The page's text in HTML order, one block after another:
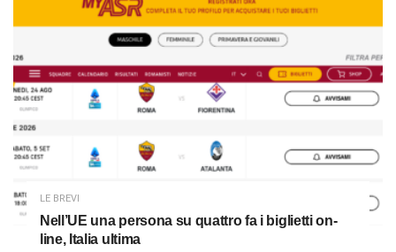
LE BREVI
Nell’UE una persona su quattro fa i biglietti on-
line, Italia ultima